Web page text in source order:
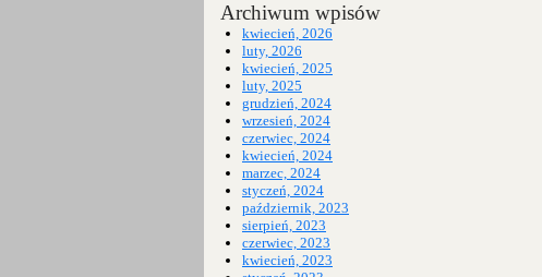
Archiwum wpisów
kwiecień, 2026
luty, 2026
kwiecień, 2025
luty, 2025
grudzień, 2024
wrzesień, 2024
czerwiec, 2024
kwiecień, 2024
marzec, 2024
styczeń, 2024
październik, 2023
sierpień, 2023
czerwiec, 2023
kwiecień, 2023